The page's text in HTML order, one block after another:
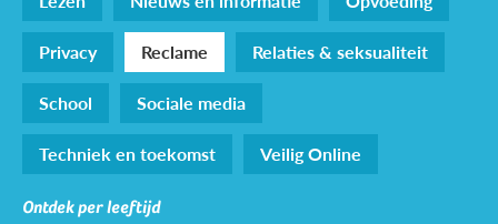
Privacy
Reclame
Relaties & seksualiteit
School
Sociale media
Techniek en toekomst
Veilig Online
Ontdek per leeftijd